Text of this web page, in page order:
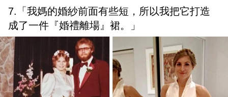
7.「我媽的婚紗前面有些短，所以我把它打造
成了一件『婚禮離場』裙。」